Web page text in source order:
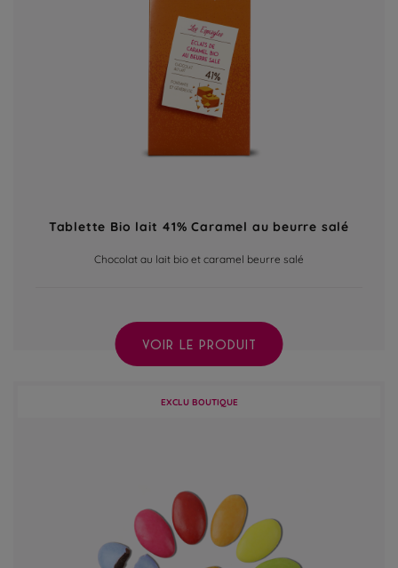
Tablette Bio lait 41% Caramel au beurre salé
Chocolat au lait bio et caramel beurre salé
VOIR LE PRODUIT
EXCLU BOUTIQUE